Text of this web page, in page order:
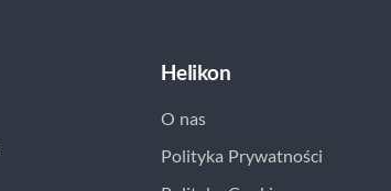
Helikon
O nas
Polityka Prywatności